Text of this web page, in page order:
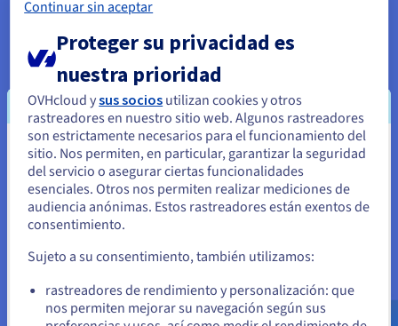
Public VCF as a Service
Public VCF as a Service es una solución VMware
Cloud Foundation totalmente administrada, que
ofrece una infraestructura compartida como en
Public Cloud, powered by VMware Cloud Director.
Más información
Parece que está ubicado en Estados
Unidos
Si quiere hacer un pedido desde Estados Unidos, deberá buscar
el sitio web adecuado y crear una cuenta.
us.ovhcloud.com/
Inglés USD - $
Continuar sin aceptar
Proteger su privacidad es
nuestra prioridad
OVHcloud ysus socios utilizan cookies y otros
rastreadores en nuestro sitio web. Algunos rastreadores
son estrictamente necesarios para el funcionamiento del
sitio. Nos permiten, en particular, garantizar la seguridad
del servicio o asegurar ciertas funcionalidades
esenciales. Otros nos permiten realizar mediciones de
audiencia anónimas. Estos rastreadores están exentos de
consentimiento.
Sujeto a su consentimiento, también utilizamos:
rastreadores de rendimiento y personalización: que
nos permiten mejorar su navegación según sus